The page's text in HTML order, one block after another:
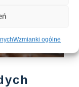
Wzmianki ogólne